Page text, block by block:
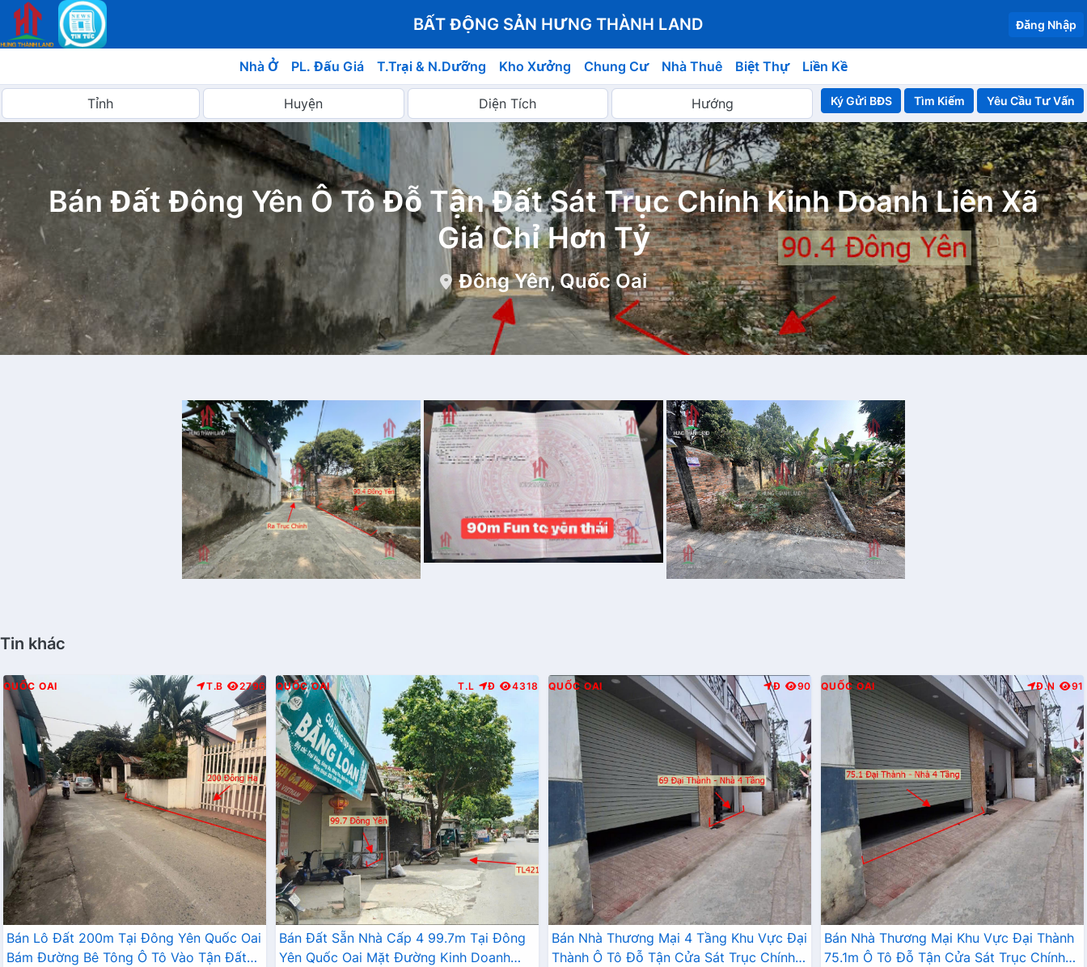
BẤT ĐỘNG SẢN HƯNG THÀNH LAND Đăng Nhập
Nhà Ở PL. Đấu Giá T.Trại & N.Dưỡng Kho Xưởng Chung Cư Nhà Thuê Biệt Thự Liền Kề
Ký Gửi BĐS Yêu Cầu Tư Vấn
Bán Đất Đông Yên Ô Tô Đỗ Tận Đất Sát Trục Chính Kinh Doanh Liên Xã
Giá Chỉ Hơn Tỷ
Đông Yên, Quốc Oai
Tin khác
QUỐC OAI T.B 2796
Bán Lô Đất 200m Tại Đông Yên Quốc Oai
Bám Đường Bê Tông Ô Tô Vào Tận Đất
QUỐC OAI T.L Đ 4318
Bán Đất Sẵn Nhà Cấp 4 99.7m Tại Đông
Yên Quốc Oai Mặt Đường Kinh Doanh
QUỐC OAI Đ 90
Bán Nhà Thương Mại 4 Tầng Khu Vực Đại
Thành Ô Tô Đỗ Tận Cửa Sát Trục Chính
QUỐC OAI Đ.N 91
Bán Nhà Thương Mại Khu Vực Đại Thành
75.1m Ô Tô Đỗ Tận Cửa Sát Trục Chính